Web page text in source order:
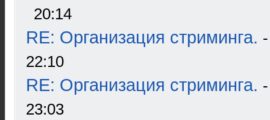
20:14
RE: Организация стриминга.
22:10
RE: Организация стриминга.
23:03